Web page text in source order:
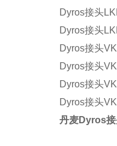
Dyros接头
Dyros接头
Dyros接头
Dyros接头
Dyros接头
Dyros接头
丹麦Dyros